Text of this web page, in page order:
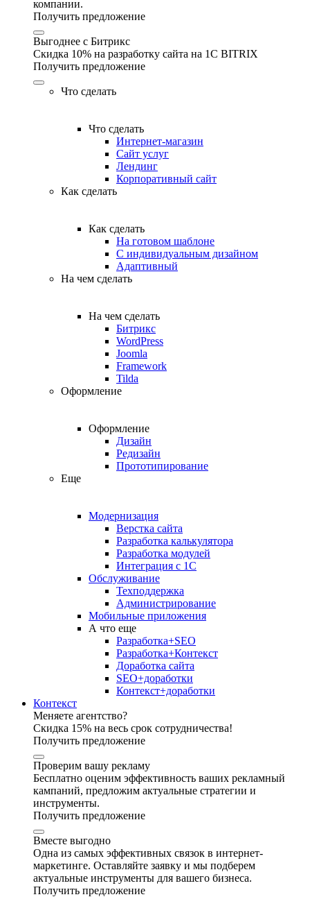
компании.
Получить предложение
Выгоднее с Битрикс
Скидка 10% на разработку сайта на 1C BITRIX
Получить предложение
Что сделать
Что сделать
Интернет-магазин
Сайт услуг
Лендинг
Корпоративный сайт
Как сделать
Как сделать
На готовом шаблоне
С индивидуальным дизайном
Адаптивный
На чем сделать
На чем сделать
Битрикс
WordPress
Joomla
Framework
Tilda
Оформление
Оформление
Дизайн
Редизайн
Прототипирование
Еще
Модернизация
Верстка сайта
Разработка калькулятора
Разработка модулей
Интеграция с 1С
Обслуживание
Техподдержка
Администрирование
Мобильные приложения
А что еще
Разработка+SEO
Разработка+Контекст
Доработка сайта
SEO+доработки
Контекст+доработки
Контекст
Меняете агентство?
Скидка 15% на весь срок сотрудничества!
Получить предложение
Проверим вашу рекламу
Бесплатно оценим эффективность ваших рекламный
кампаний, предложим актуальные стратегии и
инструменты.
Получить предложение
Вместе выгодно
Одна из самых эффективных связок в интернет-
маркетинге. Оставляйте заявку и мы подберем
актуальные инструменты для вашего бизнеса.
Получить предложение